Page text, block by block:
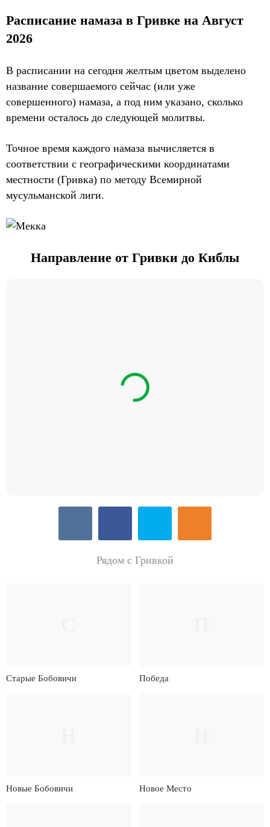
Расписание намаза в Гривке на Август
2026
В расписании на сегодня желтым цветом выделено
название совершаемого сейчас (или уже
совершенного) намаза, а под ним указано, сколько
времени осталось до следующей молитвы.
Точное время каждого намаза вычисляется в
соответствии с географическими координатами
местности (Гривка) по методу Всемирной
мусульманской лиги.
Направление от Гривки до Киблы
Рядом с Гривкой
Старые Бобовичи Победа
Новые Бобовичи Новое Место